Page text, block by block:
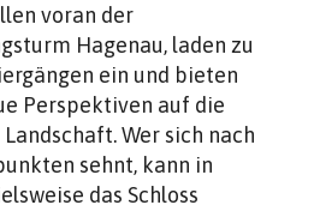
voran der
Hagenau, laden zu
ein und bieten
Perspektiven auf die
Wer sich nach
sehnt, kann in
das Schloss